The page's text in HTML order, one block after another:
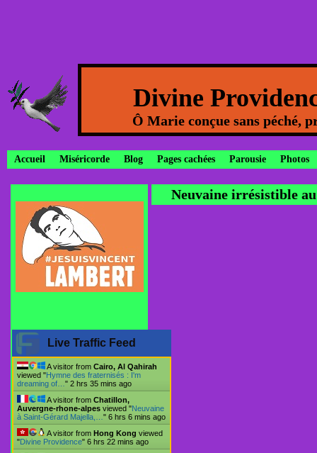
Divine
Ô Marie conçue sans péché,
Accueil Miséricorde Blog Pages cachées Parousie Photos
Live Traffic Feed
A visitor from Cairo, Al Qahirah
viewed "Hymne des fraternisés : I'm
dreaming of… " 2 hrs 35 mins ago
A visitor from Chatillon,
Auvergne-rhone-alpes viewed "Neuvaine
à Saint-Gérard Majella,… " 6 hrs 6 mins ago
A visitor from Hong Kong viewed
"Divine Providence" 6 hrs 22 mins ago
Neuvaine irrésistible